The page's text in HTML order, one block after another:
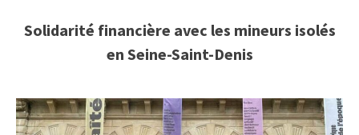
Solidarité financière avec les mineurs isolés
en Seine-Saint-Denis